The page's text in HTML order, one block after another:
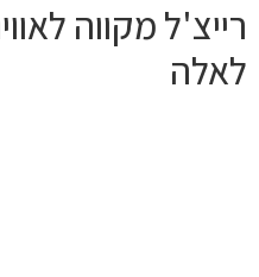
רייצ'ל מקווה
לאלה